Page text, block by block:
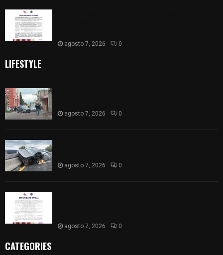
agosto 7, 2026 0
LIFESTYLE
agosto 7, 2026 0
agosto 7, 2026 0
agosto 7, 2026 0
CATEGORIES